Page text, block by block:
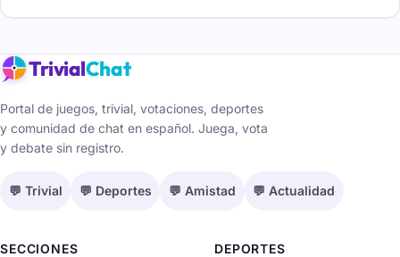
TrivialChat
Portal de juegos, trivial, votaciones, deportes
y comunidad de chat en español. Juega, vota
y debate sin registro.
💬 Trivial 💬 Deportes 💬 Amistad 💬 Actualidad
SECCIONES
DEPORTES